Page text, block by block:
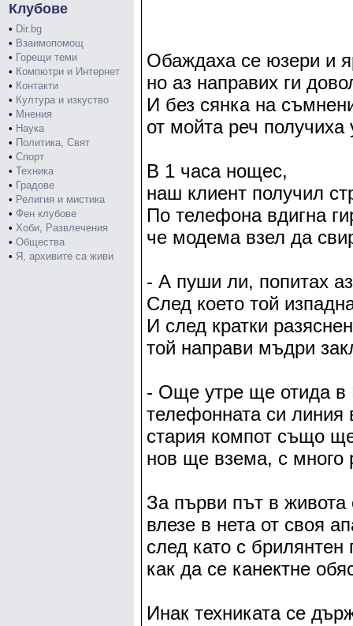
Клубове
• Dir.bg
• Взаимопомощ
• Горещи теми
• Компютри и Интернет
• Контакти
• Култура и изкуство
• Мнения
• Наука
• Политика, Свят
• Спорт
• Техника
• Градове
• Религия и мистика
• Фен клубове
• Хоби, Развлечения
• Общества
• Я, архивите са живи
Обаждаха се юзери и
но аз направих ги
И без сянка на
от мойта реч получиха
В 1 часа нощес,
наш клиент получил
По телефона вдигна
че модема взел да
- А пуши ли, попитах
След което той
И след кратки
той направи мъдри
- Още утре ще отида в
телефонната си
стария компот също
нов ще взема, с много
За първи път в живота
влезе в нета от своя
след като с брилянтен
как да се канектне
Инак техниката се